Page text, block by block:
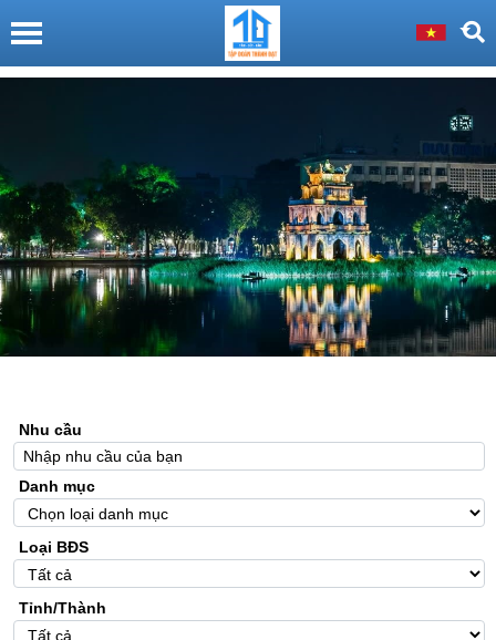
Nhu cầu
Danh mục
Loại BĐS
Tỉnh/Thành